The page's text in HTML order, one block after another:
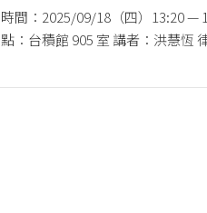
International Legal Order:
時間：2025/09/18（四）13:20 —
點：台積館 905 室 講者：洪慧恆